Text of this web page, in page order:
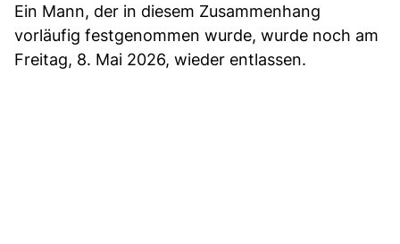
Ein Mann, der in diesem Zusammenhang
vorläufig festgenommen wurde, wurde noch am
Freitag, 8. Mai 2026, wieder entlassen.